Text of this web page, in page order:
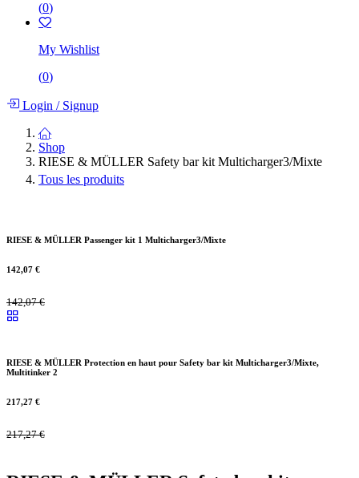
(0)
My Wishlist
(0)
Login /Signup
Shop
RIESE & MÜLLER Safety bar kit Multicharger3/Mixte
Tous les produits
RIESE & MÜLLER Passenger kit 1 Multicharger3/Mixte
142,07 €
142,07€
RIESE & MÜLLER Protection en haut pour Safety bar kit Multicharger3/Mixte,
Multitinker 2
217,27 €
217,27€